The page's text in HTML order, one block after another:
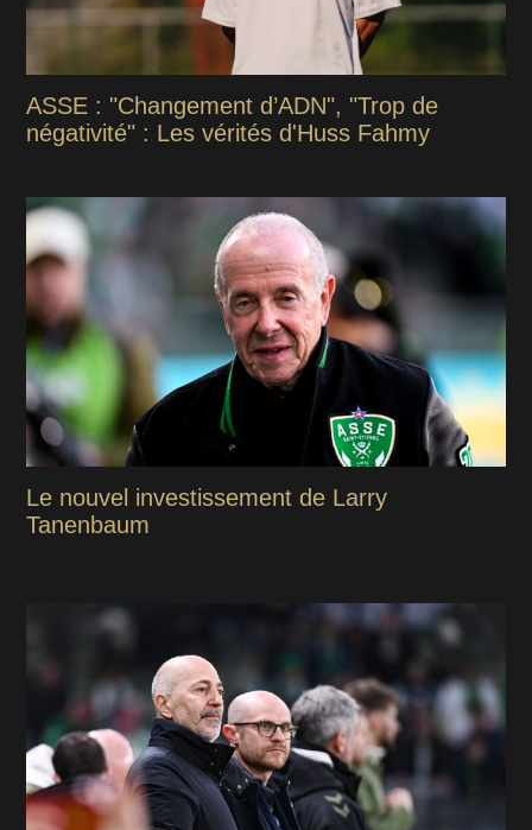
ASSE : "Changement d’ADN", "Trop de
négativité" : Les vérités d'Huss Fahmy
Le nouvel investissement de Larry
Tanenbaum